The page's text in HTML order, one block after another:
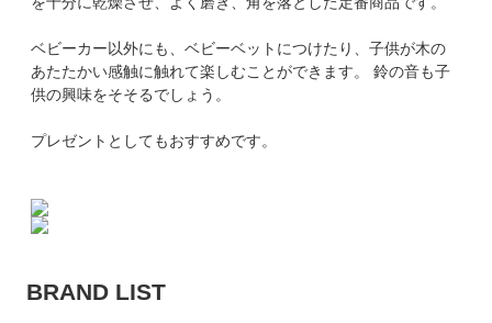
ベビーカー以外にも、ベビーベットにつけたり、子供が木の
あたたかい感触に触れて楽しむことができます。 鈴の音も子
供の興味をそそるでしょう。
プレゼントとしてもおすすめです。
BRAND LIST